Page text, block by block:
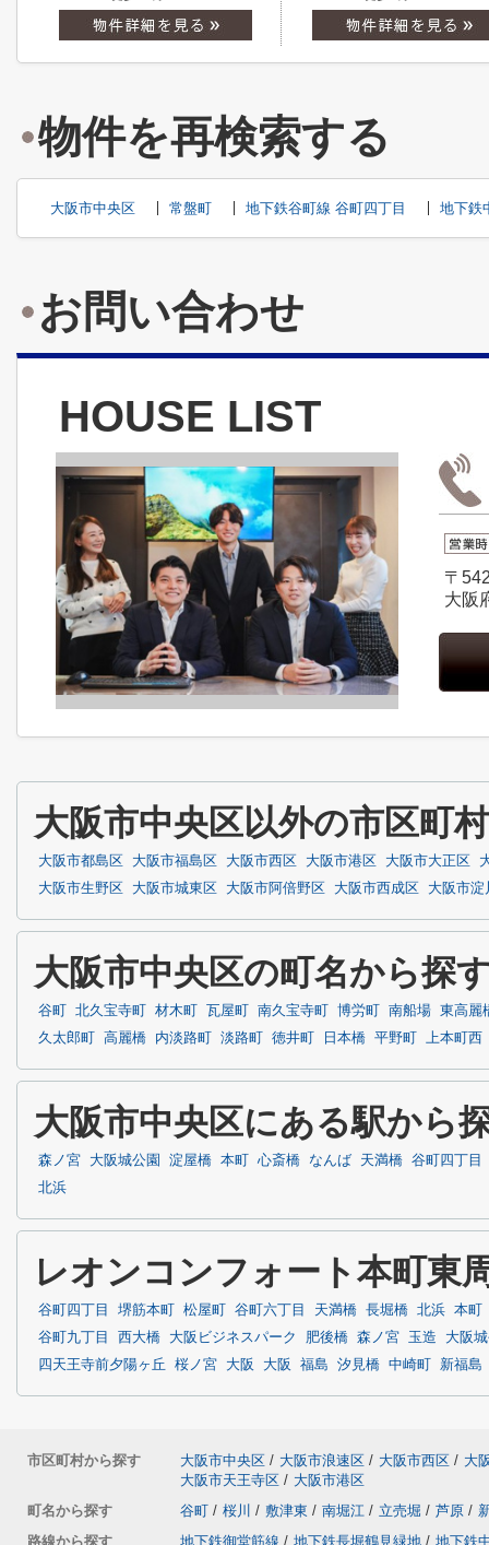
物件を再検索する
大阪市中央区 常盤町 地下鉄谷町線 谷町四丁目 地下鉄
お問い合わせ
HOUSE LIST
〒
大阪
大阪市中央区以外の市区町
大阪市都島区 大阪市福島区 大阪市西区 大阪市港区 大阪市大正区
大阪市生野区
大阪市城東区 大阪市阿倍野区 大阪市西成区 大阪市淀
大阪市中央区の町名から探
谷町 北久宝寺町 材木町 瓦屋町 南久宝寺町 博労町 南船場 東高麗
久太郎町
高麗橋 内淡路町 淡路町 徳井町 日本橋 平野町 上本町西
大阪市中央区にある駅から
森ノ宮 大阪城公園 淀屋橋 本町 心斎橋 なんば 天満橋 谷町四丁目
北浜
レオンコンフォート本町東
谷町四丁目 堺筋本町 松屋町 谷町六丁目 天満橋 長堀橋 北浜 本町
谷町九丁目
西大橋 大阪ビジネスパーク 肥後橋 森ノ宮 玉造
大阪
四天王寺前夕陽ヶ丘
桜ノ宮 大阪 大阪 福島 汐見橋 中崎町 新福島
市区町村から探す 大阪市中央区 / 大阪市浪速区 / 大阪市西区 / 大
大阪市天王寺区 / 大阪市港区
町名から探す
谷町 / 桜川 / 敷津東 / 南堀江 / 立売堀 / 芦原 /
路線から探す
地下鉄御堂筋線 / 地下鉄長堀鶴見緑地 / 地下鉄